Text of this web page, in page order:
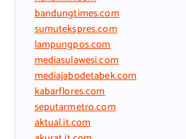
bandungtimes.com
sumutekspres.com
lampungpos.com
mediasulawesi.com
mediajabodetabek.com
kabarflores.com
seputarmetro.com
aktual.it.com